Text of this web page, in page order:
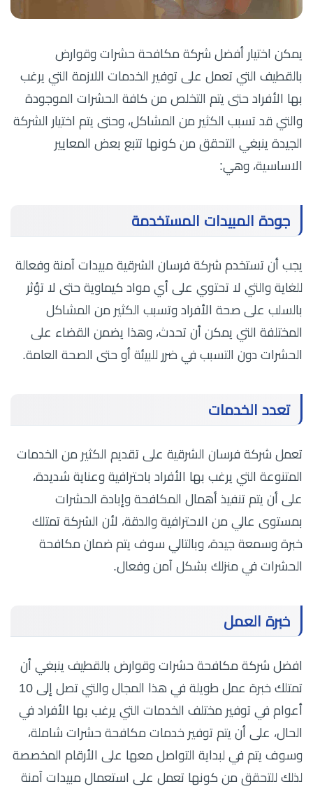
يمكن اختيار أفضل شركة مكافحة حشرات وقوارض
بالقطيف التي تعمل على توفير الخدمات اللازمة التي يرغب
بها الأفراد حتى يتم التخلص من كافة الحشرات الموجودة
والتي قد تسبب الكثير من المشاكل، وحتى يتم اختيار الشركة
الجيدة ينبغي التحقق من كونها تتبع بعض المعايير
الاساسية، وهي:
جودة المبيدات المستخدمة
يجب أن تستخدم شركة فرسان الشرقية مبيدات آمنة وفعالة
للغاية والتي لا تحتوي على أي مواد كيماوية حتى لا تؤثر
بالسلب على صحة الأفراد وتسبب الكثير من المشاكل
المختلفة التي يمكن أن تحدث، وهذا يضمن القضاء على
الحشرات دون التسبب في ضرر للبيئة أو حتى الصحة العامة.
تعدد الخدمات
تعمل شركة فرسان الشرقية على تقديم الكثير من الخدمات
المتنوعة التي يرغب بها الأفراد باحترافية وعناية شديدة،
على أن يتم تنفيذ أهمال المكافحة وإبادة الحشرات
بمستوى عالي من الاحترافية والدقة، لأن الشركة تمتلك
خبرة وسمعة جيدة، وبالتالي سوف يتم ضمان مكافحة
الحشرات في منزلك بشكل آمن وفعال.
خبرة العمل
افضل شركة مكافحة حشرات وقوارض بالقطيف ينبغي أن
تمتلك خبرة عمل طويلة في هذا المجال والتي تصل إلى 10
أعوام في توفير مختلف الخدمات التي يرغب بها الأفراد في
الحال، على أن يتم توفير خدمات مكافحة حشرات شاملة،
وسوف يتم في لبداية التواصل معها على الأرقام المخصصة
لذلك للتحقق من كونها تعمل على استعمال مبيدات آمنة